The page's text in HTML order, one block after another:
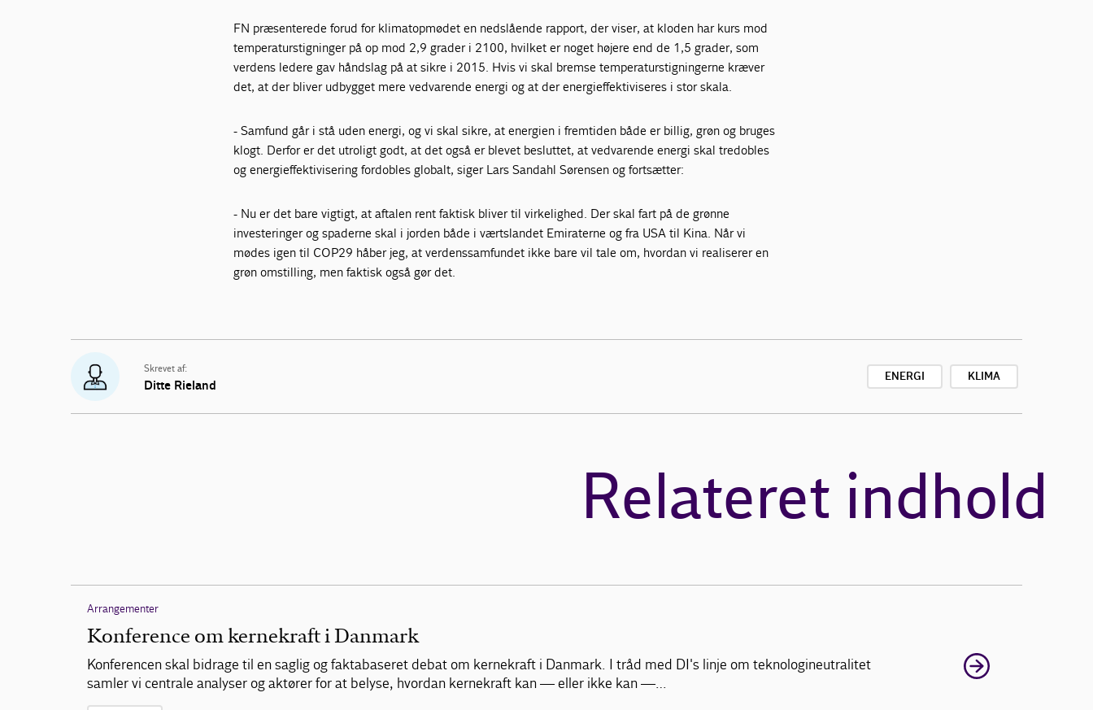
FN præsenterede forud for klimatopmødet en nedslående rapport, der viser, at kloden har kurs mod
temperaturstigninger på op mod 2,9 grader i 2100, hvilket er noget højere end de 1,5 grader, som
verdens ledere gav håndslag på at sikre i 2015. Hvis vi skal bremse temperaturstigningerne kræver
det, at der bliver udbygget mere vedvarende energi og at der energieffektiviseres i stor skala.
- Samfund går i stå uden energi, og vi skal sikre, at energien i fremtiden både er billig, grøn og bruges
klogt. Derfor er det utroligt godt, at det også er blevet besluttet, at vedvarende energi skal tredobles
og energieffektivisering fordobles globalt, siger Lars Sandahl Sørensen og fortsætter:
- Nu er det bare vigtigt, at aftalen rent faktisk bliver til virkelighed. Der skal fart på de grønne
investeringer og spaderne skal i jorden både i værtslandet Emiraterne og fra USA til Kina. Når vi
mødes igen til COP29 håber jeg, at verdenssamfundet ikke bare vil tale om, hvordan vi realiserer en
grøn omstilling, men faktisk også gør det.
Skrevet af:
Ditte Rieland
ENERGI KLIMA
Relateret indhold
Arrangementer
Konference om kernekraft i Danmark
Konferencen skal bidrage til en saglig og faktabaseret debat om kernekraft i Danmark. I tråd med DI's linje om teknologineutralitet
samler vi centrale analyser og aktører for at belyse, hvordan kernekraft kan — eller ikke kan —…